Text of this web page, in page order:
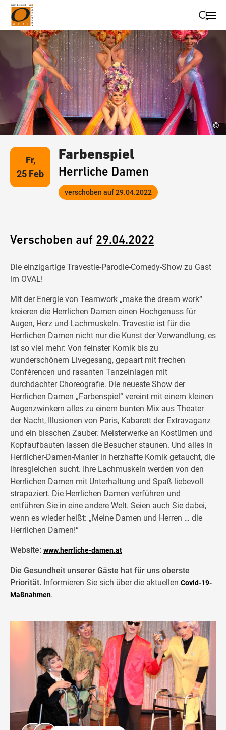
Suche schließen
Wegbeschreibung erhalten
©
Fr,
25 Feb
Farbenspiel
Herrliche Damen
verschoben auf 29.04.2022
Verschoben auf 29.04.2022
Die einzigartige Travestie-Parodie-Comedy-Show zu Gast
im OVAL!
Mit der Energie von Teamwork „make the dream work“
kreieren die Herrlichen Damen einen Hochgenuss für
Augen, Herz und Lachmuskeln. Travestie ist für die
Herrlichen Damen nicht nur die Kunst der Verwandlung, es
ist so viel mehr: Von feinster Komik bis zu
wunderschönem Livegesang, gepaart mit frechen
Conférencen und rasanten Tanzeinlagen mit
durchdachter Choreografie. Die neueste Show der
Herrlichen Damen „Farbenspiel“ vereint mit einem kleinen
Augenzwinkern alles zu einem bunten Mix aus Theater
der Nacht, Illusionen von Paris, Kabarett der Extravaganz
und ein bisschen Zauber. Meisterwerke an Kostümen und
Kopfaufbauten lassen die Besucher staunen. Und alles in
Herrlicher-Damen-Manier in herzhafte Komik getaucht, die
ihresgleichen sucht. Ihre Lachmuskeln werden von den
Herrlichen Damen mit Unterhaltung und Spaß liebevoll
strapaziert. Die Herrlichen Damen verführen und
entführen Sie in eine andere Welt. Seien auch Sie dabei,
wenn es wieder heißt: „Meine Damen und Herren … die
Herrlichen Damen!“
Website: www.herrliche-damen.at
Die Gesundheit unserer Gäste hat für uns oberste
Priorität. Informieren Sie sich über die aktuellen Covid-19-
Maßnahmen.